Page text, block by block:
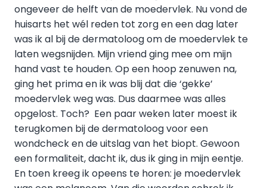
ongeveer de helft van de moedervlek. Nu vond de
huisarts het wél reden tot zorg en een dag later
was ik al bij de dermatoloog om de moedervlek te
laten wegsnijden. Mijn vriend ging mee om mijn
hand vast te houden. Op een hoop zenuwen na,
ging het prima en ik was blij dat die ‘gekke’
moedervlek weg was. Dus daarmee was alles
opgelost. Toch? Een paar weken later moest ik
terugkomen bij de dermatoloog voor een
wondcheck en de uitslag van het biopt. Gewoon
een formaliteit, dacht ik, dus ik ging in mijn eentje.
En toen kreeg ik opeens te horen: je moedervlek